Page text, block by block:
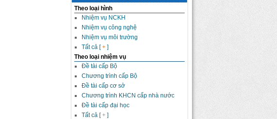
Theo loại hình
Nhiệm vụ NCKH
Nhiệm vụ công nghệ
Nhiệm vụ môi trường
Tất cả [+ ]
Theo loại nhiệm vụ
Đề tài cấp Bộ
Chương trình cấp Bộ
Đề tài cấp cơ sở
Chương trình KHCN cấp nhà nước
Đề tài cấp đại học
Tất cả [+ ]